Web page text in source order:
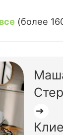
все (более
➔